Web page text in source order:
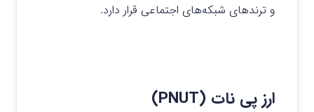
و ترندهای شبکه‌های اجتماعی قرار دارد.
ارز پی نات (PNUT)